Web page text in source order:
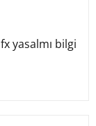
yasalmı bilgi